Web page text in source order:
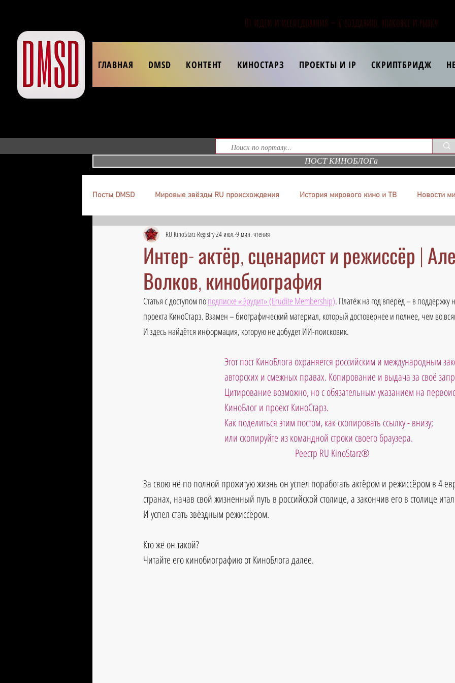
От идеи и исследования — к созданию, упаковке и рынку
ГЛАВНАЯ DMSD КОНТЕНТ КИНОСТАРЗ ПРОЕКТЫ И IP СКРИПТБРИДЖ
ПОСТ КИНОБЛОГа
Посты DMSD Мировые звёзды RU происхождения История мирового кино и ТВ Новости
Интер- актёр, сценарист и режиссёр |
Волков, кинобиография
RU KinoStarz Registry24 июл. 9 мин. чтения
Статья с доступом по подписке «Эрудит» (Erudite Membership). Платёж на год вперёд – в поддержку
проекта КиноСтарз. Взамен – биографический материал, который достовернее и полнее, чем во
И здесь найдётся информация, которую не добудет ИИ-поисковик.
Этот пост КиноБлога охраняется российским и международным
авторских и смежных правах. Копирование и выдача за своё
Цитирование возможно, но с обязательным указанием на
КиноБлог и проект КиноСтарз.
Как поделиться этим постом, как скопировать ссылку - внизу;
или скопируйте из командной строки своего браузера.
Реестр RU KinoStarz®
За свою не по полной прожитую жизнь он успел поработать актёром и режиссёром в 4
странах, начав свой жизненный путь в российской столице, а закончив его в столице
И успел стать звёздным режиссёром.
Кто же он такой?
Читайте его кинобиографию от КиноБлога далее.